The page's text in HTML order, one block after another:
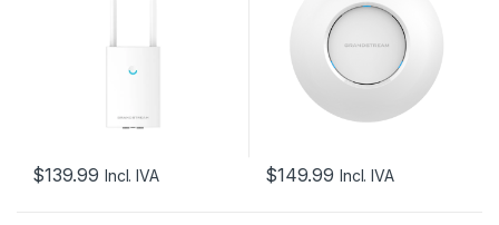
$139.99 Incl. IVA
MIMO 4X4 2.33GBPS,
2XRJ45 GIGABIT
POE+ DE TECHO
$149.99 Incl. IVA